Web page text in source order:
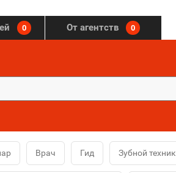
0 От агентств 0
Врач Гид Зубной техник